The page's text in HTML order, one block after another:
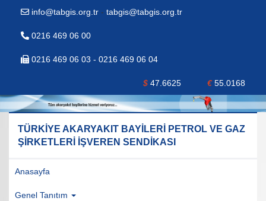
info@tabgis.org.tr - tabgis@tabgis.org.tr
0216 469 06 00
0216 469 06 03 - 0216 469 06 04
$ 47.6625 €55.0168
TÜRKİYE AKARYAKIT BAYİLERİ PETROL VE GAZ
ŞİRKETLERİ İŞVEREN SENDİKASI
Anasayfa
Genel Tanıtım